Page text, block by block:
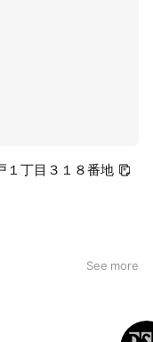
丁目３１８番地
See more